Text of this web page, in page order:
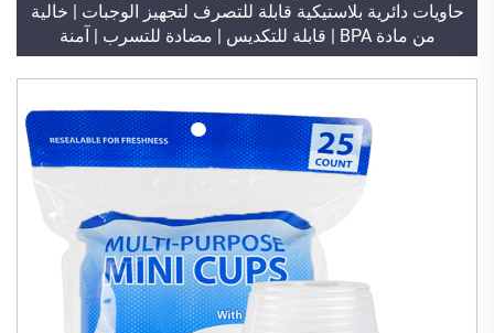
حاويات دائرية بلاستيكية قابلة للتصرف لتجهيز الوجبات | خالية
من مادة BPA | قابلة للتكديس | مضادة للتسرب | آمنة
للاستخدام في المايكروويف/الغسالة/الفريزر